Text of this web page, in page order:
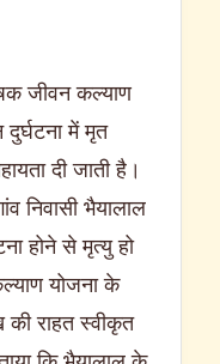
जीवन कल्याण
में मृत
दी जाती है।
निवासी भैयालाल
होने से मृत्यु हो
योजना के
राहत स्वीकृत